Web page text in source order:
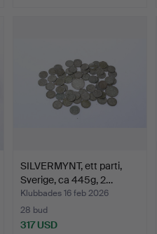
SILVERMYNT, ett parti,
Sverige, ca 445g, 2…
Klubbades 16 feb 2026
28 bud
317 USD